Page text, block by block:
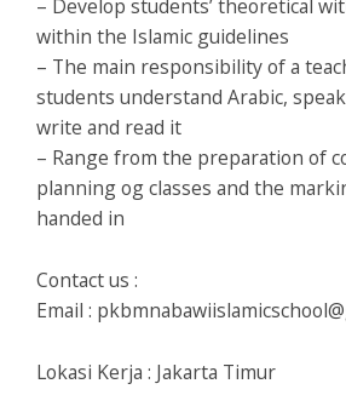
– Develop students’ theoretical
within the Islamic guidelines
– The main responsibility of a
students understand Arabic,
write and read it
– Range from the preparation of
planning og classes and the
handed in
Contact us :
Email :
Lokasi Kerja : Jakarta Timur